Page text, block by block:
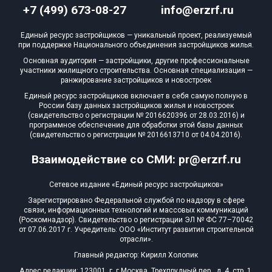
блоков в БД
40 из 5 062
+7 (499) 673-08-27 info@erzrf.ru
Взаимодействие со СМИ: pr@erzrf.ru
Единый ресурс застройщиков — уникальный проект, реализуемый
при поддержке Национального объединения застройщиков жилья.
Основная аудитория — застройщики, другие профессиональные
участники жилищного строительства. Основная специализация —
ранжирование застройщиков и новостроек
Единый ресурс застройщиков включает в себя самую полную в
России базу данных застройщиков жилья и новостроек
(свидетельство о регистрации № 2016620396 от 28.03.2016) и
программное обеспечение для обработки этой базы данных
(свидетельство о регистрации № 2016613710 от 04.04.2016).
Сетевое издание «Единый ресурс застройщиков»
Зарегистрировано Федеральной службой по надзору в сфере
связи, информационных технологий и массовых коммуникаций
(Роскомнадзор). Свидетельство о регистрации ЭЛ № ФС 77–70042
от 07.06.2017 г. Учредитель: ООО «Институт развития строительной
отрасли».
Главный редактор: Кирилл Холопик